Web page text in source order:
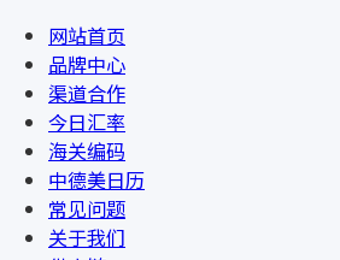
网站首页
品牌中心
渠道合作
今日汇率
海关编码
中德美日历
常见问题
关于我们